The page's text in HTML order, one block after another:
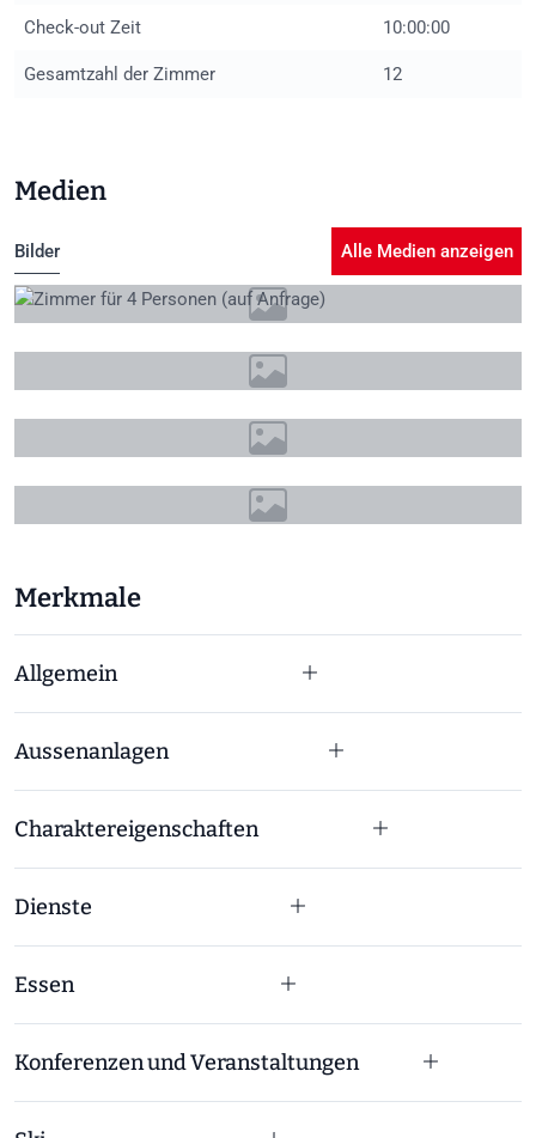
Check-out Zeit 10:00:00
Gesamtzahl der Zimmer 12
Medien
Bilder Alle Medien anzeigen
Merkmale
Allgemein
Aussenanlagen
Charaktereigenschaften
Dienste
Essen
Konferenzen und Veranstaltungen